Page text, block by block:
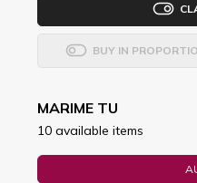
BUY IN
MARIME TU
10 available items